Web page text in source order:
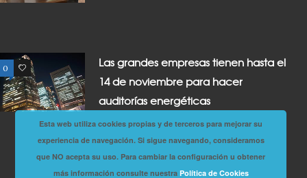
0 0
Las grandes empresas tienen hasta el
14 de noviembre para hacer
auditorías energéticas
Esta web utiliza cookies propias y de terceros para mejorar su
experiencia de navegación. Si sigue navegando, consideramos
que NO acepta su uso. Para cambiar la configuración u obtener
más información consulte nuestra Política de Cookies